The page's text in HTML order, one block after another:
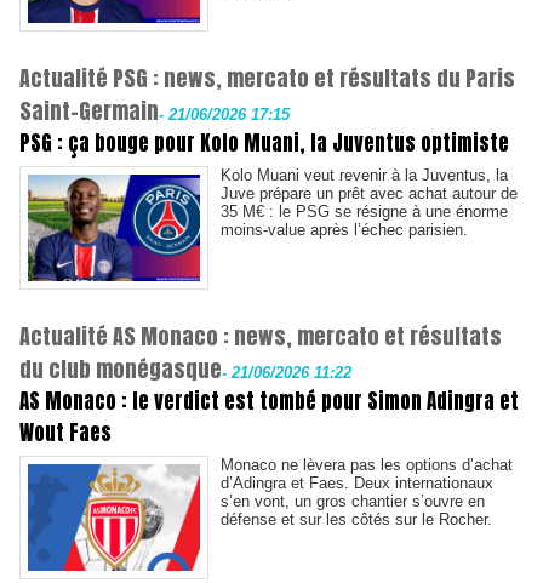
Actualité PSG : news, mercato et résultats du Paris
Saint-Germain- 21/06/2026 17:15
PSG : ça bouge pour Kolo Muani, la Juventus optimiste
Kolo Muani veut revenir à la Juventus, la
Juve prépare un prêt avec achat autour de
35 M€ : le PSG se résigne à une énorme
moins-value après l’échec parisien.
Actualité AS Monaco : news, mercato et résultats
du club monégasque- 21/06/2026 11:22
AS Monaco : le verdict est tombé pour Simon Adingra et
Wout Faes
Monaco ne lèvera pas les options d’achat
d’Adingra et Faes. Deux internationaux
s’en vont, un gros chantier s’ouvre en
défense et sur les côtés sur le Rocher.